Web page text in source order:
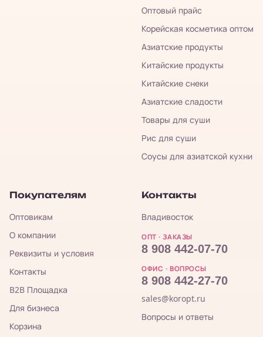
Оптовый прайс
Корейская косметика оптом
Азиатские продукты
Китайские продукты
Китайские снеки
Азиатские сладости
Товары для суши
Рис для суши
Соусы для азиатской кухни
Покупателям
Оптовикам
О компании
Реквизиты и условия
Контакты
B2B Площадка
Для бизнеса
Корзина
Контакты
Владивосток
ОПТ · ЗАКАЗЫ
8 908 442-07-70
ОФИС · ВОПРОСЫ
8 908 442-27-70
sales@koropt.ru
Вопросы и ответы